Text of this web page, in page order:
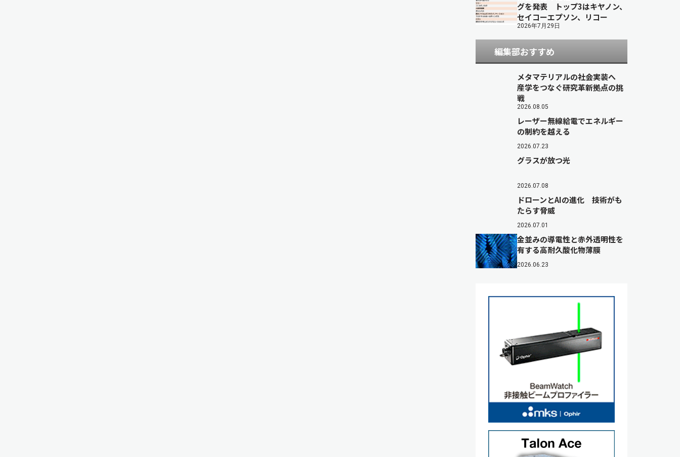
グを発表 トップ3はキヤノン、
セイコーエプソン、リコー
2026年7月29日
編集部おすすめ
メタマテリアルの社会実装へ
産学をつなぐ研究革新拠点の挑
戦
2026.08.05
レーザー無線給電でエネルギー
の制約を越える
2026.07.23
グラスが放つ光
2026.07.08
ドローンとAIの進化 技術がも
たらす脅威
2026.07.01
金並みの導電性と赤外透明性を
有する高耐久酸化物薄膜
2026.06.23